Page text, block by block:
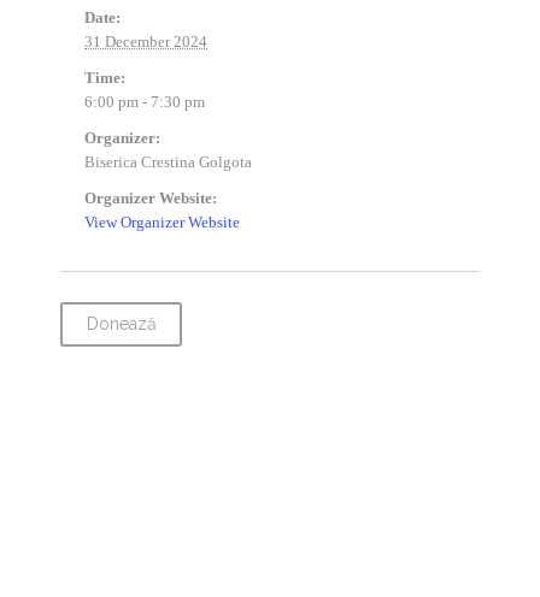
Date:
31 December 2024
Time:
6:00 pm - 7:30 pm
Organizer:
Biserica Crestina Golgota
Organizer Website:
View Organizer Website
Donează